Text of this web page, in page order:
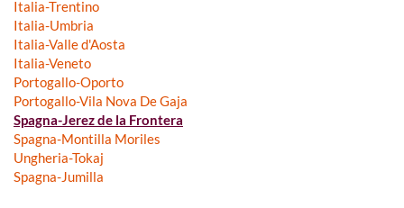
Italia-Trentino
Italia-Umbria
Italia-Valle d'Aosta
Italia-Veneto
Portogallo-Oporto
Portogallo-Vila Nova De Gaja
Spagna-Jerez de la Frontera
Spagna-Montilla Moriles
Ungheria-Tokaj
Spagna-Jumilla